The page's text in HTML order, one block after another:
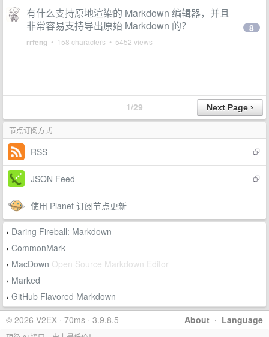
有什么支持原地渲染的 Markdown 编辑器，并且
非常容易支持导出原始 Markdown 的？
rrfeng • 158 characters • 5452 views
8
1/29
节点订阅方式
RSS
JSON Feed
使用 Planet 订阅节点更新
› Daring Fireball: Markdown
› CommonMark
› MacDown Open Source Markdown Editor
› Marked
› GitHub Flavored Markdown
About · Language
© 2026 V2EX · 70ms · 3.9.8.5